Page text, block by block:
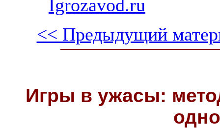
Igrozavod.ru
<< Предыдущий
Игры в ужасы: